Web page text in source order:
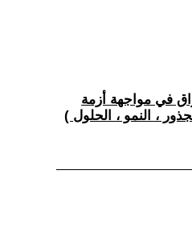
في مواجهة أزمة
، النمو ، الحلول )